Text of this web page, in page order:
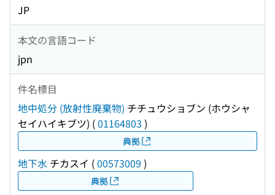
JP
本文の言語コード
jpn
件名標目
地中処分 (放射性廃棄物) チチュウショブン (ホウシャ
セイハイキブツ) (01164803 )
典拠
地下水 チカスイ (00573009 )
典拠